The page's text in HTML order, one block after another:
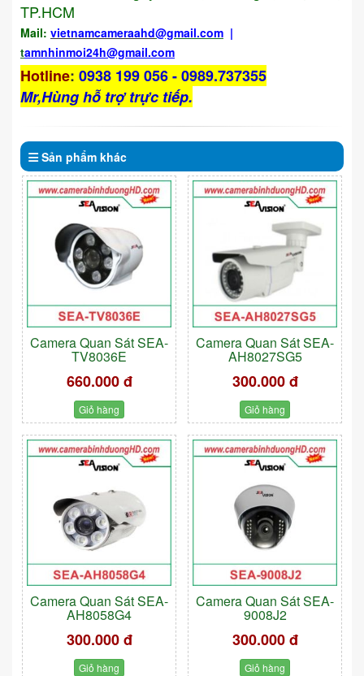
TP.HCM
Mail: vietnamcameraahd@gmail.com |
tamnhinmoi24h@gmail.com
Hotline: 0938 199 056 - 0989.737355
Mr,Hùng hỗ trợ trực tiếp.
Sản phẩm khác
Camera Quan Sát SEA-
TV8036E
660.000 đ
Giỏ hàng
Camera Quan Sát SEA-
AH8027SG5
300.000 đ
Giỏ hàng
Camera Quan Sát SEA-
AH8058G4
300.000 đ
Giỏ hàng
Camera Quan Sát SEA-
9008J2
300.000 đ
Giỏ hàng